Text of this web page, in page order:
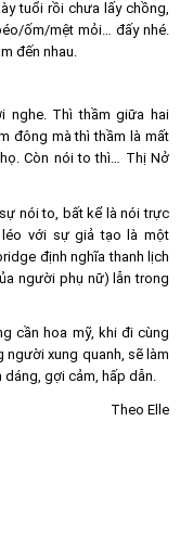
tuổi rồi chưa lấy chồng,
ốm/mệt mỏi… đấy nhé.
đến nhau.
nghe. Thì thầm giữa hai
đông mà thì thầm là mất
Còn nói to thì… Thị Nở
nói to, bất kể là nói trực
léo với sự giả tạo là một
định nghĩa thanh lịch
người phụ nữ) lẫn trong
cần hoa mỹ, khi đi cùng
người xung quanh, sẽ làm
gợi cảm, hấp dẫn.
Theo Elle